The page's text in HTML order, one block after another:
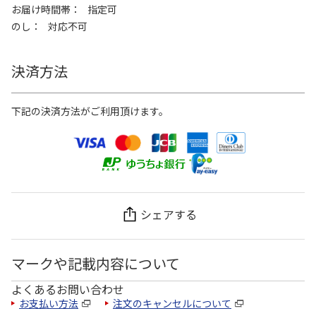
お届け時間帯
指定可
のし
対応不可
決済方法
下記の決済方法がご利用頂けます。
シェアする
マークや記載内容について
よくあるお問い合わせ
お支払い方法 注文のキャンセルについて